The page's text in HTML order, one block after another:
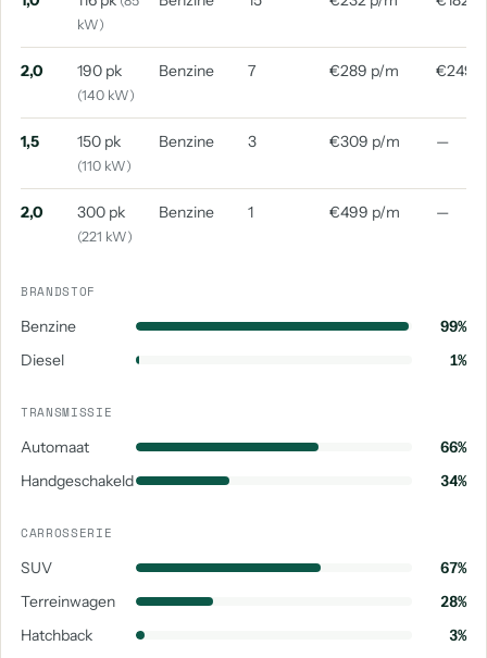
aantal: 1
aantal: 1
kW)
2,0 190 pk
(140 kW)
Benzine 7 €289 p/m €249
1,5 150 pk
(110 kW)
Benzine 3 €309 p/m —
2,0 300 pk
(221 kW)
Benzine 1 €499 p/m —
BRANDSTOF
Benzine
99%
Diesel
1%
TRANSMISSIE
Automaat
66%
Handgeschakeld
34%
CARROSSERIE
SUV
67%
Terreinwagen
28%
Hatchback
3%